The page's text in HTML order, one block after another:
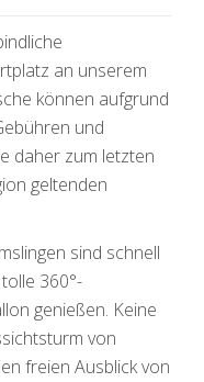
an unserem
können aufgrund
und
daher zum letzten
geltenden
sind schnell
360°-
genießen. Keine
von
freien Ausblick von